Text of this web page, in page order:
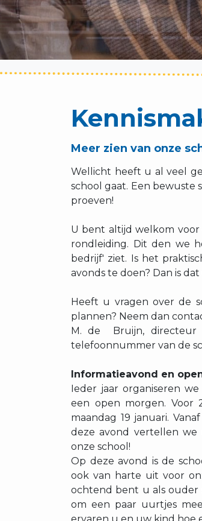
Meer zien van onze
Wellicht heeft u al veel
school gaat. Een bewuste
proeven!
U bent altijd welkom voor
rondleiding. Dit den we
bedrijf' ziet. Is het
avonds te doen? Dan is
Heeft u vragen over de
plannen? Neem dan
M. de Bruijn, directeur
telefoonnummer van de
Informatieavond en
Ieder jaar organiseren
een open morgen. Voor
maandag 19 januari.
deze avond vertellen we
onze school!
Op deze avond is de
ook van harte uit voor
ochtend bent u als ouder
om een paar uurtjes